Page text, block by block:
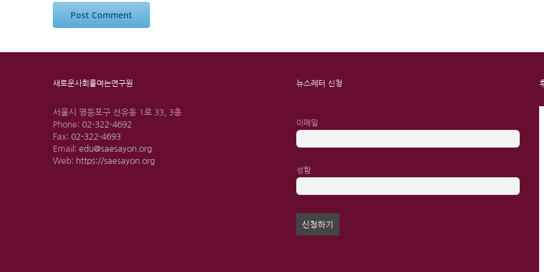
새로운사회를여는연구원
서울시 영등포구 선유동 1로 33, 3층
Phone: 02-322-4692
Fax: 02-322-4693
Email: edu@saesayon.org
Web: https://saesayon.org
뉴스레터 신청
이메일
성함